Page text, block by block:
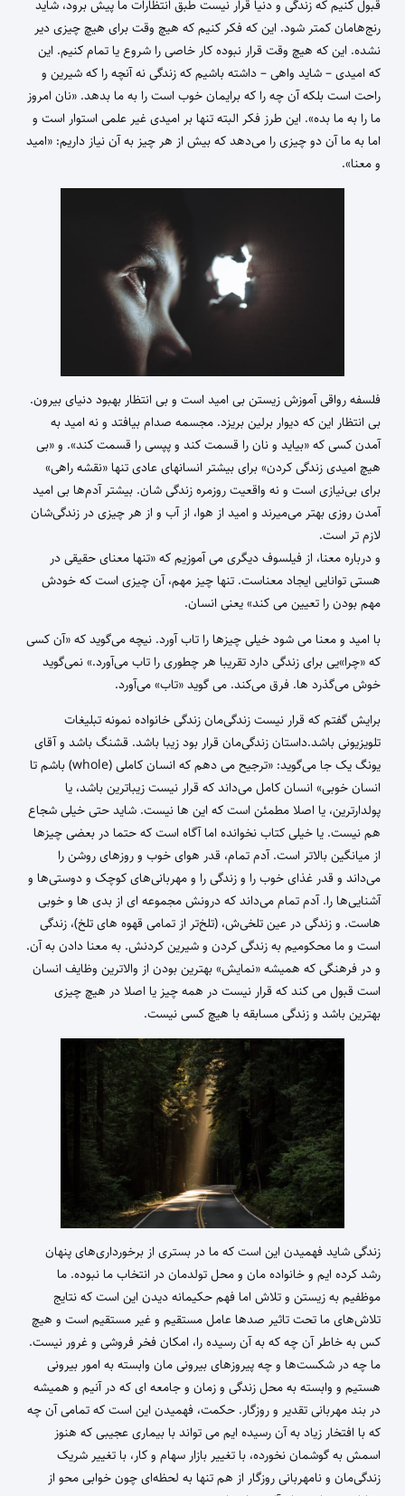
قبول کنیم که زندگی و دنیا قرار نیست طبق انتظارات ما پیش برود، شاید
رنج‌هامان کمتر شود. این که فکر کنیم که هیچ وقت برای هیچ چیزی دیر
نشده. این که هیچ وقت قرار نبوده کار خاصی را شروع یا تمام کنیم. این
که امیدی – شاید واهی – داشته باشیم که زندگی نه آنچه را که شیرین و
راحت است بلکه آن چه را که برایمان خوب است را به ما بدهد. «نان امروز
ما را به ما بده». این طرز فکر البته تنها بر امیدی غیر علمی استوار است و
اما به ما آن دو چیزی را می‌دهد که بیش از هر چیز به آن نیاز داریم: «امید
و معنا».
فلسفه رواقی آموزش زیستن بی امید است و بی انتظار بهبود دنیای بیرون.
بی انتظار این که دیوار برلین بریزد. مجسمه صدام بیافتد و نه امید به
آمدن کسی که «بیاید و نان را قسمت کند و پپسی را قسمت کند». و «بی
هیچ امیدی زندگی کردن» برای بیشتر انسانهای عادی تنها «نقشه راهی»
برای بی‌نیازی است و نه واقعیت روزمره زندگی شان. بیشتر آدم‌ها بی امید
آمدن روزی بهتر می‌میرند و امید از هوا، از آب و از هر چیزی در زندگی‌شان
لازم تر است.
و درباره معنا، از فیلسوف دیگری می آموزیم که «تنها معنای حقیقی در
هستی توانایی ایجاد معناست. تنها چیز مهم، آن چیزی است که خودش
مهم بودن را تعیین می کند» یعنی انسان.
با امید و معنا می شود خیلی چیزها را تاب آورد. نیچه می‌گوید که «آن کسی
که «چرا»یی برای زندگی دارد تقریبا هر چطوری را تاب می‌آورد.» نمی‌گوید
خوش می‌گذرد ها. فرق می‌کند. می گوید «تاب» می‌آورد.
برایش گفتم که قرار نیست زندگی‌مان زندگی خانواده نمونه تبلیغات
تلویزیونی باشد.داستان زندگی‌مان قرار بود زیبا باشد. قشنگ باشد و آقای
یونگ یک جا می‌گوید: «ترجیح می دهم که انسان کاملی (whole) باشم تا
انسان خوبی» انسان کامل می‌داند که قرار نیست زیباترین باشد،‌ یا
پولدارترین، یا اصلا مطمئن است که این ‌ها نیست. شاید حتی خیلی شجاع
هم نیست. یا خیلی کتاب نخوانده اما آگاه است که حتما در بعضی چیزها
از میانگین بالاتر است. آدم تمام، قدر هوای خوب و روزهای روشن را
می‌داند و قدر غذای خوب را و زندگی را و مهربانی‌های کوچک و دوستی‌ها و
آشنایی‌ها را. آدم تمام می‌داند که درونش مجموعه ای از بدی ها و خوبی
هاست. و زندگی در عین تلخی‌ش، (تلخ‌تر از تمامی قهوه های تلخ)، زندگی
است و ما محکومیم به زندگی کردن و شیرین کردنش. به معنا دادن به آن.
و در فرهنگی که همیشه «نمایش» بهترین بودن از والاترین وظایف انسان
است قبول می کند که قرار نیست در همه چیز یا اصلا در هیچ چیزی
بهترین باشد و زندگی مسابقه با هیچ کسی نیست.
زندگی شاید فهمیدن این است که ما در بستری از برخورداری‌های پنهان
رشد کرده ایم و خانواده مان و محل تولدمان در انتخاب ما نبوده. ما
موظفیم به زیستن و تلاش اما فهم حکیمانه دیدن این است که نتایج
تلاش‌های ما تحت تاثیر صدها عامل مستقیم و غیر مستقیم است و هیچ
کس به خاطر آن چه که به آن رسیده را، امکان فخر فروشی و غرور نیست.
ما چه در شکست‌ها و چه پیروزهای بیرونی مان وابسته به امور بیرونی
هستیم و وابسته به محل زندگی و زمان و جامعه ای که در آنیم و همیشه
در بند مهربانی تقدیر و روزگار. حکمت، فهمیدن این است که تمامی آن چه
که با افتخار زیاد به آن رسیده ایم می تواند با بیماری عجیبی که هنوز
اسمش به گوشمان نخورده، با تغییر بازار سهام و کار، با تغییر شریک
زندگی‌مان و نامهربانی روزگار از هم تنها به لحظه‌ای چون خوابی محو از